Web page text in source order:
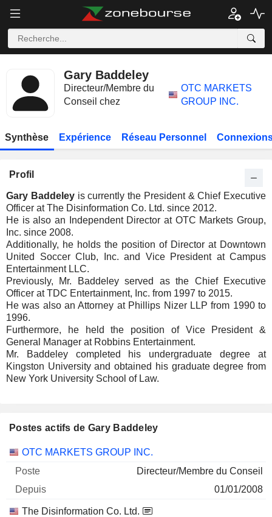
Gary Baddeley
Directeur/Membre du
Conseil chez
OTC MARKETS
GROUP INC.
Synthèse Expérience Réseau Personnel
Profil
Gary Baddeleyis currently the President & Chief Executive
Officer at The Disinformation Co. Ltd. since 2012.
He is also an Independent Director at OTC Markets Group,
Inc. since 2008.
Additionally, he holds the position of Director at Downtown
United Soccer Club, Inc. and Vice President at Campus
Entertainment LLC.
Previously, Mr. Baddeley served as the Chief Executive
Officer at TDC Entertainment, Inc. from 1997 to 2015.
He was also an Attorney at Phillips Nizer LLP from 1990 to
1996.
Furthermore, he held the position of Vice President &
General Manager at Robbins Entertainment.
Mr. Baddeley completed his undergraduate degree at
Kingston University and obtained his graduate degree from
New York University School of Law.
Postes actifs de Gary Baddeley
Sociétés Poste Début
OTC MARKETS GROUP INC.
Directeur/Membre du Conseil
01/01/2008
The Disinformation Co. Ltd.